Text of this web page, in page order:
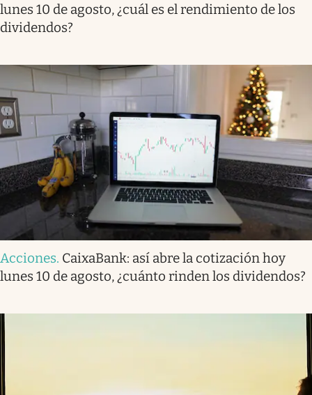
lunes 10 de agosto, ¿cuál es el rendimiento de los
dividendos?
Acciones. CaixaBank: así abre la cotización hoy
lunes 10 de agosto, ¿cuánto rinden los dividendos?